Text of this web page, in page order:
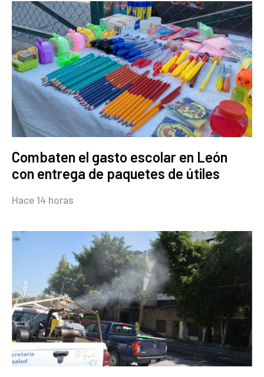
Combaten el gasto escolar en León
con entrega de paquetes de útiles
Hace 14 horas